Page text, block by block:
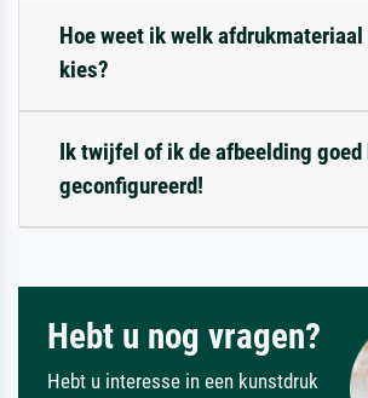
Hoe weet ik welk
kies?
Ik twijfel of ik de afbeelding goed
geconfigureerd!
Hebt u nog vragen?
Hebt u interesse in een kunstdruk